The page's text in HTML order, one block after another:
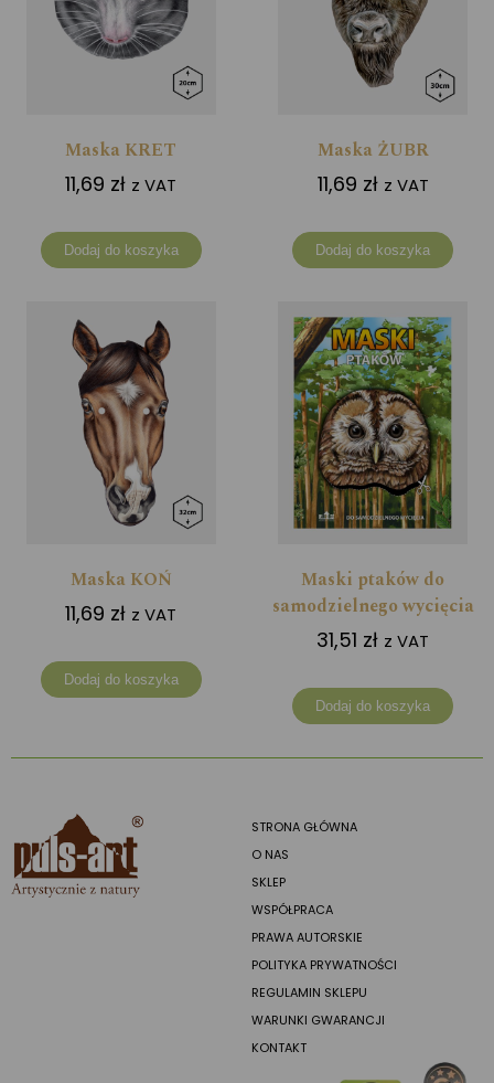
Maska KRET
11,69 zł z VAT
Dodaj do koszyka
Maska ŻUBR
11,69 zł z VAT
Dodaj do koszyka
Maska KOŃ
11,69 zł z VAT
Dodaj do koszyka
Maski ptaków do
samodzielnego wycięcia
31,51 zł z VAT
Dodaj do koszyka
STRONA GŁÓWNA
O NAS
SKLEP
WSPÓŁPRACA
PRAWA AUTORSKIE
POLITYKA PRYWATNOŚCI
REGULAMIN SKLEPU
WARUNKI GWARANCJI
KONTAKT